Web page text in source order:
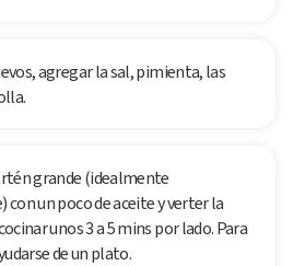
agregar la sal, pimienta, las
grande (idealmente
un poco de aceite y verter la
unos 3 a 5 mins por lado. Para
de un plato.